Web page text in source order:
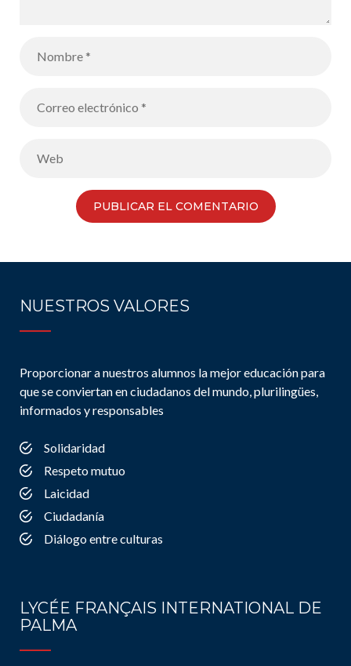
NUESTROS VALORES
Proporcionar a nuestros alumnos la mejor educación para
que se conviertan en ciudadanos del mundo, plurilingües,
informados y responsables
Solidaridad
Respeto mutuo
Laicidad
Ciudadanía
Diálogo entre culturas
LYCÉE FRANÇAIS INTERNATIONAL DE
PALMA